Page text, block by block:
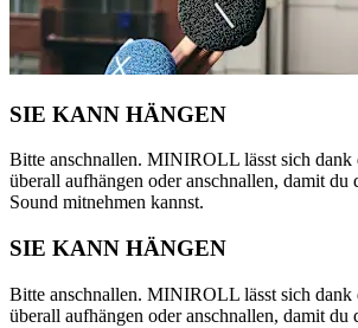
SIE KANN HÄNGEN
Bitte anschnallen. MINIROLL lässt sich dank
überall aufhängen oder anschnallen, damit du
Sound mitnehmen kannst.
SIE KANN HÄNGEN
Bitte anschnallen. MINIROLL lässt sich dank
überall aufhängen oder anschnallen, damit du